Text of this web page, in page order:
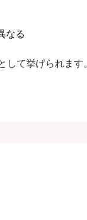
なる
て挙げられます。